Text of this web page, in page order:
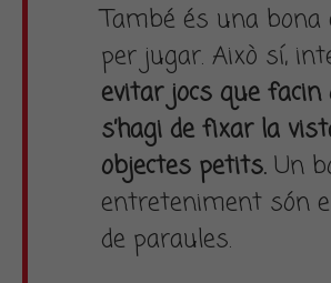
També és una bona
per jugar. Això sí,
evitar jocs que facin
s’hagi de fixar la
objectes petits. Un
entreteniment són
de paraules.